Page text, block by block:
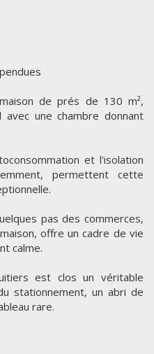
AGRANDIR
de prés de 130 m²,
une chambre donnant
et l'isolation
permettent cette
pas des commerces,
offre un cadre de vie
calme.
est clos un véritable
stationnement, un abri de
rare.